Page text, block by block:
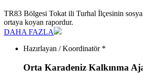
TR83 Bölgesi Tokat ili Turhal İlçesinin sosyal
ortaya koyan rapordur.
DAHA FAZLA
Hazırlayan / Koordinatör *
Orta Karadeniz Kalkınma